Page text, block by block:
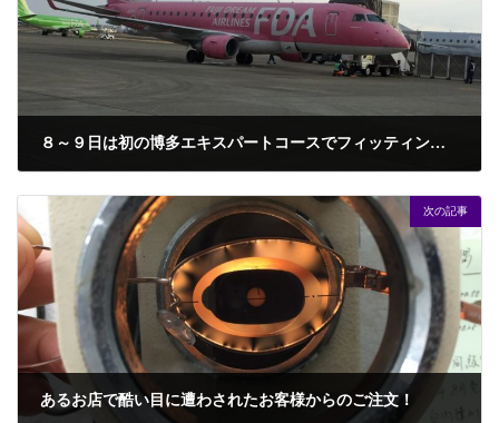
８～９日は初の博多エキスパートコースでフィッティングの特訓を受けて来た。
次の記事
あるお店で酷い目に遭わされたお客様からのご注文！